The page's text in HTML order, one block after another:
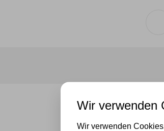
Wir verwenden
Wir verwenden